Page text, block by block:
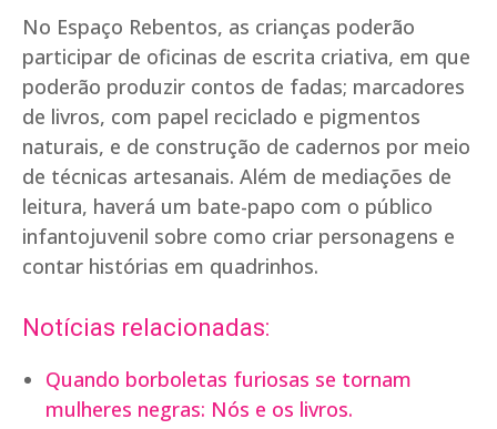
No Espaço Rebentos, as crianças poderão
participar de oficinas de escrita criativa, em que
poderão produzir contos de fadas; marcadores
de livros, com papel reciclado e pigmentos
naturais, e de construção de cadernos por meio
de técnicas artesanais. Além de mediações de
leitura, haverá um bate-papo com o público
infantojuvenil sobre como criar personagens e
contar histórias em quadrinhos.
Notícias relacionadas:
Quando borboletas furiosas se tornam
mulheres negras: Nós e os livros.